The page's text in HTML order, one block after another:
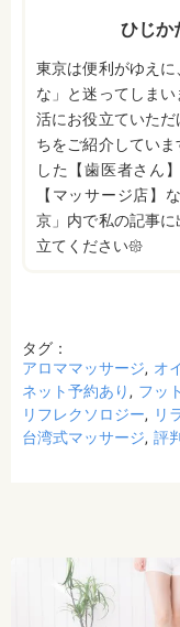
ひじか
東京は便利がゆえ
な」と迷ってしま
活にお役立ていた
ちをご紹介してい
した【歯医者さん
【マッサージ店】
京」内で私の記事
立てください𑁍
タグ：
アロママッサージ
オ
ネット予約あり
フッ
リフレクソロジー
リ
台湾式マッサージ 評判